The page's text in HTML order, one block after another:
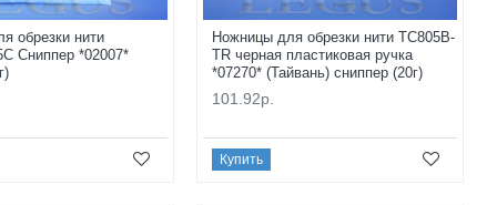
обрезки нити
Сниппер *02007*
Ножницы для обрезки нити TC805B-
TR черная пластиковая ручка
*07270* (Тайвань) сниппер (20г)
101.92р.
Купить